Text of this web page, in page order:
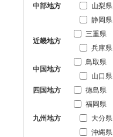
中部地方
山梨県
静岡県
近畿地方
三重県
兵庫県
中国地方
鳥取県
山口県
四国地方
徳島県
九州地方
福岡県
大分県
沖縄県